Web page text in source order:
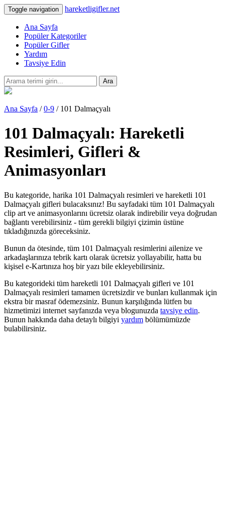
Toggle navigation hareketligifler.net
Ana Sayfa
Popüler Kategoriler
Popüler Gifler
Yardım
Tavsiye Edin
Ara
Ana Sayfa /0-9 / 101 Dalmaçyalı
101 Dalmaçyalı: Hareketli
Resimleri, Gifleri &
Animasyonları
Bu kategoride, harika 101 Dalmaçyalı resimleri ve hareketli 101
Dalmaçyalı gifleri bulacaksınız! Bu sayfadaki tüm 101 Dalmaçyalı
clip art ve animasyonlarını ücretsiz olarak indirebilir veya doğrudan
bağlantı verebilirsiniz - tüm gerekli bilgiyi çizimin üstüne
tıkladığınızda göreceksiniz.
Bunun da ötesinde, tüm 101 Dalmaçyalı resimlerini ailenize ve
arkadaşlarınıza tebrik kartı olarak ücretsiz yollayabilir, hatta bu
kişisel e-Kartınıza hoş bir yazı bile ekleyebilirsiniz.
Bu kategorideki tüm hareketli 101 Dalmaçyalı gifleri ve 101
Dalmaçyalı resimleri tamamen ücretsizdir ve bunları kullanmak için
ekstra bir masraf ödemezsiniz. Bunun karşılığında lütfen bu
hizmetimizi internet sayfanızda veya blogunuzda tavsiye edin.
Bunun hakkında daha detaylı bilgiyi yardım bölümümüzde
bulabilirsiniz.